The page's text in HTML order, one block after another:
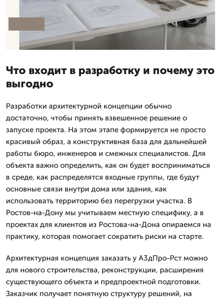
Что входит в разработку и почему это
выгодно
Разработки архитектурной концепции обычно
достаточно, чтобы принять взвешенное решение о
запуске проекта. На этом этапе формируется не просто
красивый образ, а конструктивная база для дальнейшей
работы бюро, инженеров и смежных специалистов. Для
объекта важно определить, как он будет восприниматься
в среде, как распределятся входные группы, где будут
основные связи внутри дома или здания, как
использовать территорию без перегрузки участка. В
Ростов-на-Дону мы учитываем местную специфику, а в
проектах для клиентов из Ростова-на-Дона опираемся на
практику, которая помогает сократить риски на старте.
Архитектурная концепция заказать у А3дПро-Рст можно
для нового строительства, реконструкции, расширения
существующего объекта и предпроектной подготовки.
Заказчик получает понятную структуру решений, на